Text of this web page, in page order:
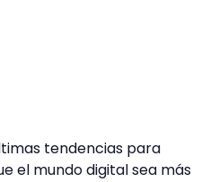
tendencias para
el mundo digital sea más